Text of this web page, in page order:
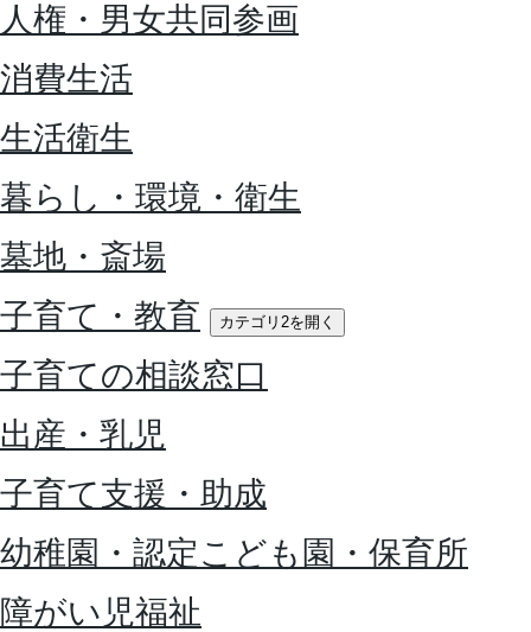
人権・男女共同参画
消費生活
生活衛生
暮らし・環境・衛生
墓地・斎場
子育て・教育
カテゴリ2を開く
子育ての相談窓口
出産・乳児
子育て支援・助成
幼稚園・認定こども園・保育所
障がい児福祉